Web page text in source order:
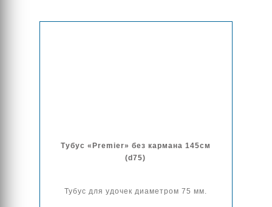
Тубус «Premier» без кармана 145см
(d75)
Тубус для удочек диаметром 75 мм.